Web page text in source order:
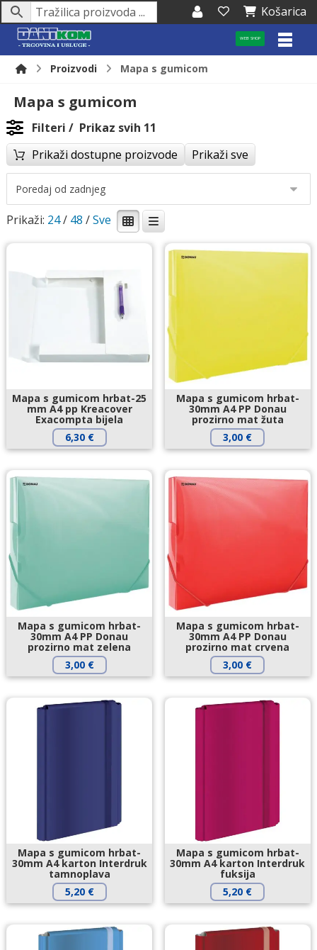
Košarica
WEB SHOP
Proizvodi Mapa s gumicom
Mapa s gumicom
Filteri
Prikaz svih 11
Prikaži dostupne proizvode
Prikaži sve
Prikaži: 24/ 48 /
Mapa s gumicom hrbat-25
mm A4 pp Kreacover
Exacompta bijela
6,30 €
Mapa s gumicom hrbat-
30mm A4 PP Donau
prozirno mat žuta
3,00 €
Mapa s gumicom hrbat-
30mm A4 PP Donau
prozirno mat zelena
3,00 €
Mapa s gumicom hrbat-
30mm A4 PP Donau
prozirno mat crvena
3,00 €
Mapa s gumicom hrbat-
30mm A4 karton Interdruk
tamnoplava
5,20 €
Mapa s gumicom hrbat-
30mm A4 karton Interdruk
fuksija
5,20 €